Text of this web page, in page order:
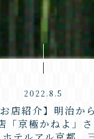
2022.8.5
店紹介】明治か
「京極かねよ